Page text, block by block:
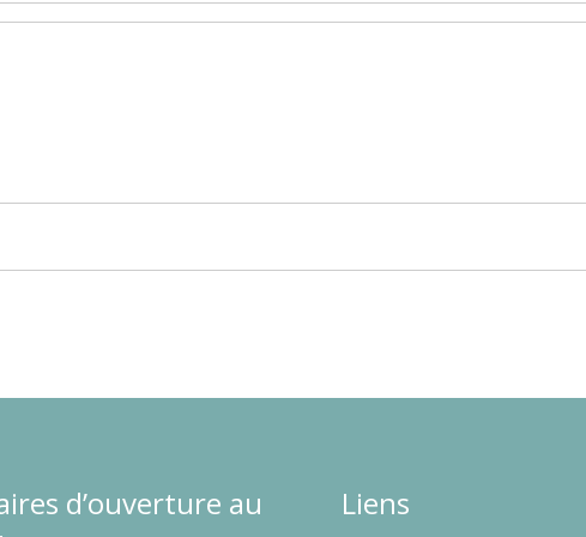
d’ouverture au
Liens